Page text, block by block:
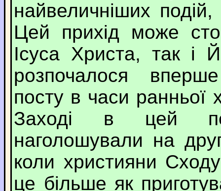
найвеличніших
Цей прихід може
Ісуса Христа, так і
розпочалося
посту в часи ранньої
Заході в цей
наголошували на
коли християни
це більше як